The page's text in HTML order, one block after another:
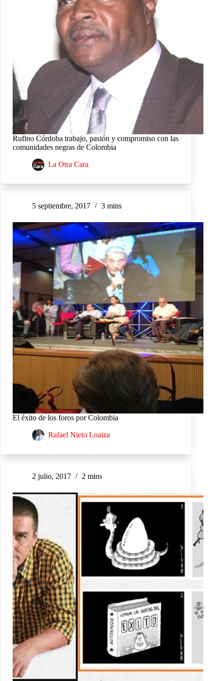
Rufino Córdoba trabajo, pasión y compromiso con las
comunidades negras de Colombia
La Otra Cara
5 septiembre, 2017 3 mins
El éxito de los foros por Colombia
Rafael Nieto Loaiza
2 julio, 2017 2 mins